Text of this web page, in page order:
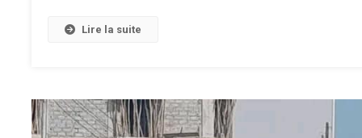
Lire la suite